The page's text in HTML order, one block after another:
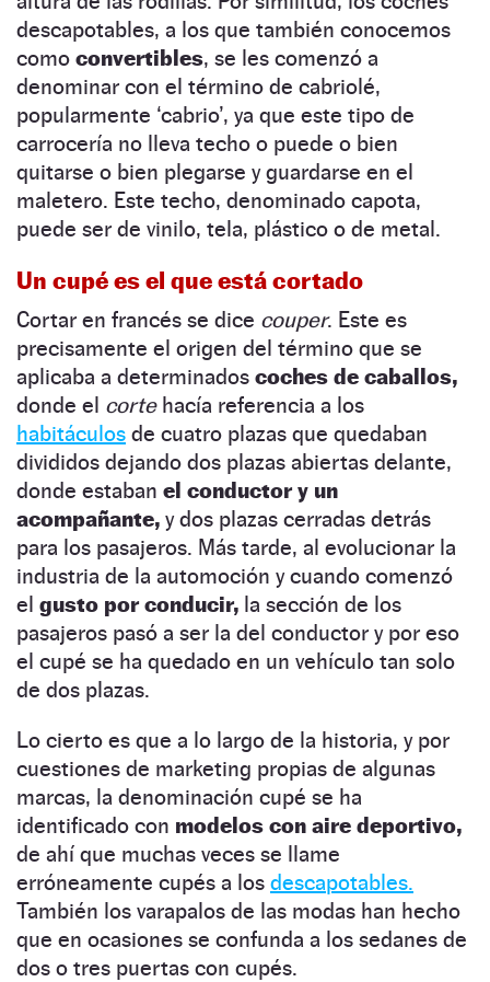
descapotables, a los que también conocemos
como convertibles, se les comenzó a
denominar con el término de cabriolé,
popularmente ‘cabrio’, ya que este tipo de
carrocería no lleva techo o puede o bien
quitarse o bien plegarse y guardarse en el
maletero. Este techo, denominado capota,
puede ser de vinilo, tela, plástico o de metal.
Un cupé​ es el que está cortado
Cortar en francés se dice couper. Este es
precisamente el origen del término que se
aplicaba a determinados coches de caballos,
donde el cortehacía referencia a los
habitáculos de cuatro plazas que quedaban
divididos dejando dos plazas abiertas delante,
donde estaban el conductor y un
acompañante, y dos plazas cerradas detrás
para los pasajeros. Más tarde, al evolucionar la
industria de la automoción y cuando comenzó
el gusto por conducir, la sección de los
pasajeros pasó a ser la del conductor y por eso
el cupé se ha quedado en un vehículo tan solo
de dos plazas.
Lo cierto es que a lo largo de la historia, y por
cuestiones de marketing propias de algunas
marcas, la denominación cupé se ha
identificado con modelos con aire deportivo,
de ahí que muchas veces se llame
erróneamente cupés a los descapotables.
También los varapalos de las modas han hecho
que en ocasiones se confunda a los sedanes de
dos o tres puertas con cupés.